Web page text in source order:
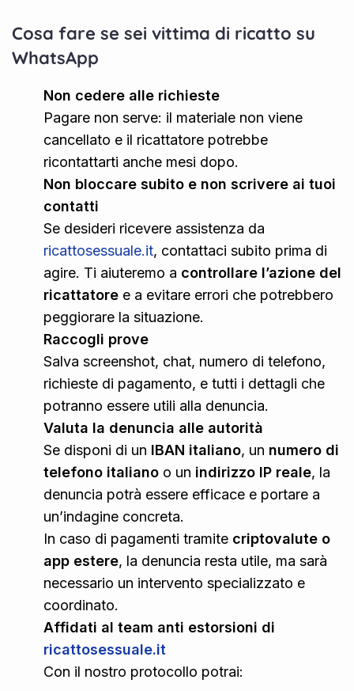
Cosa fare se sei vittima di ricatto su
WhatsApp
Non cedere alle richieste
Pagare non serve: il materiale non viene
cancellato e il ricattatore potrebbe
ricontattarti anche mesi dopo.
Non bloccare subito e non scrivere ai tuoi
contatti
Se desideri ricevere assistenza da
ricattosessuale.it, contattaci subito prima di
agire. Ti aiuteremo a controllare l’azione del
ricattatore e a evitare errori che potrebbero
peggiorare la situazione.
Raccogli prove
Salva screenshot, chat, numero di telefono,
richieste di pagamento, e tutti i dettagli che
potranno essere utili alla denuncia.
Valuta la denuncia alle autorità
Se disponi di un IBAN italiano, un numero di
telefono italiano o un indirizzo IP reale, la
denuncia potrà essere efficace e portare a
un’indagine concreta.
In caso di pagamenti tramite criptovalute o
app estere, la denuncia resta utile, ma sarà
necessario un intervento specializzato e
coordinato.
Affidati al team anti estorsioni di
ricattosessuale.it
Con il nostro protocollo potrai: